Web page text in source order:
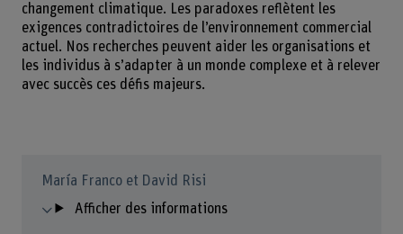
changement climatique. Les paradoxes reflètent les
exigences contradictoires de l’environnement commercial
actuel. Nos recherches peuvent aider les organisations et
les individus à s’adapter à un monde complexe et à relever
avec succès ces défis majeurs.
María Franco et David Risi
Afficher des informations